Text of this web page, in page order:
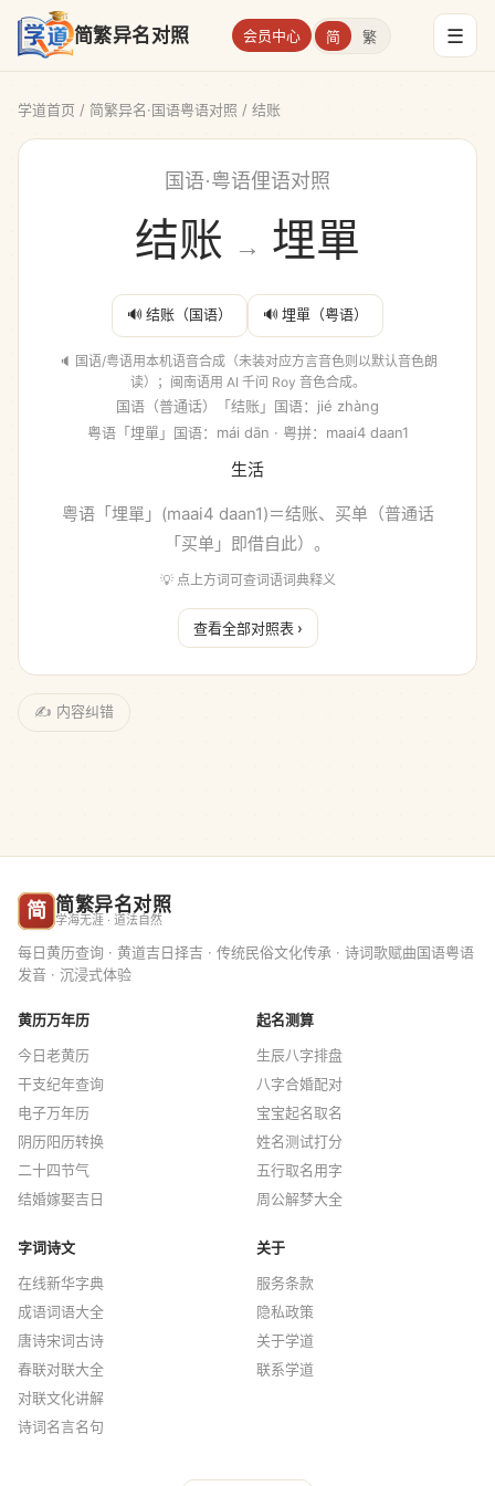
简繁异名对照 会员中心 简 繁 ☰
学道首页 / 简繁异名·国语粤语对照 / 结账
国语·粤语俚语对照
结账 → 埋單
🔊 结账（国语） 🔊 埋單（粤语）
🔈 国语/粤语用本机语音合成（未装对应方言音色则以默认音色朗
读）；闽南语用 AI 千问 Roy 音色合成。
国语（普通话）「结账」国语：jié zhàng
粤语「埋單」国语：mái dān · 粤拼：maai4 daan1
生活
粤语「埋單」(maai4 daan1)＝结账、买单（普通话
「买单」即借自此）。
💡 点上方词可查词语词典释义
查看全部对照表 ›
✍ 内容纠错
简 简繁异名对照
学海无涯 · 道法自然
每日黄历查询 · 黄道吉日择吉 · 传统民俗文化传承 · 诗词歌赋曲国语粤语
发音 · 沉浸式体验
黄历万年历
今日老黄历
干支纪年查询
电子万年历
阴历阳历转换
二十四节气
结婚嫁娶吉日
起名测算
生辰八字排盘
八字合婚配对
宝宝起名取名
姓名测试打分
五行取名用字
周公解梦大全
字词诗文
在线新华字典
成语词语大全
唐诗宋词古诗
春联对联大全
对联文化讲解
诗词名言名句
关于
服务条款
隐私政策
关于学道
联系学道